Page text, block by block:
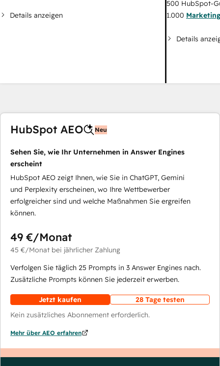
Details anzeigen
500 HubSpot-
1.000
Details
HubSpot AEO Neu
Sehen Sie, wie Ihr Unternehmen in Answer Engines
erscheint
HubSpot AEO zeigt Ihnen, wie Sie in ChatGPT, Gemini
und Perplexity erscheinen, wo Ihre Wettbewerber
erfolgreicher sind und welche Maßnahmen Sie ergreifen
können.
49 €/Monat
45 €/Monat bei jährlicher Zahlung
Verfolgen Sie täglich 25 Prompts in 3 Answer Engines nach.
Zusätzliche Prompts können Sie jederzeit erwerben.
Jetzt kaufen
28 Tage testen
Kein zusätzliches Abonnement erforderlich.
Mehr über AEO erfahren